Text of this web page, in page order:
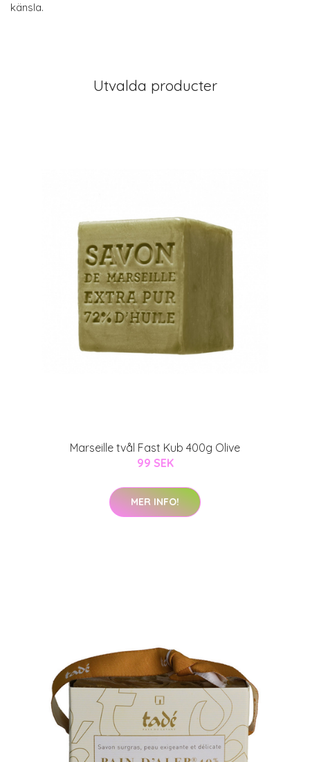
känsla.
Utvalda producter
Marseille tvål Fast Kub 400g Olive
99 SEK
MER INFO!